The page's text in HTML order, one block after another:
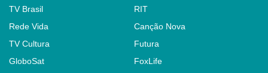
TV Brasil
RIT
Rede Vida
Canção Nova
TV Cultura
Futura
GloboSat
FoxLife